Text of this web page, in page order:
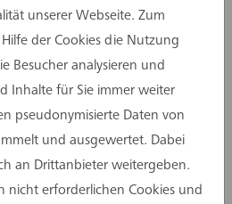
Hofanlagen vorgesehen,
einen Innenhof oder als
mehrgeschossigen,
gestaltet werden können.
zum Grünen Wall zoniert
Gestaltung
Akzente
unserer Webseite. Zum
der Cookies die Nutzung
Besucher analysieren und
Inhalte für Sie immer weiter
pseudonymisierte Daten von
und ausgewertet. Dabei
an Drittanbieter weitergeben.
nicht erforderlichen Cookies und